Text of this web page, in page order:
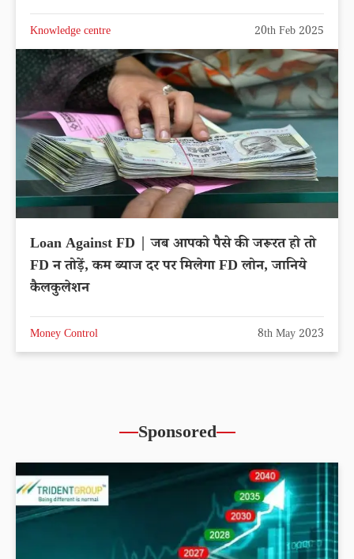
Knowledge centre 20th Feb 2025
Loan Against FD | जब आपको पैसे की जरूरत हो तो
FD न तोड़ें, कम ब्याज दर पर मिलेगा FD लोन, जानिये
कैलकुलेशन
Money Control 8th May 2023
Sponsored